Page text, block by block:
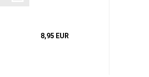
8,95 EUR